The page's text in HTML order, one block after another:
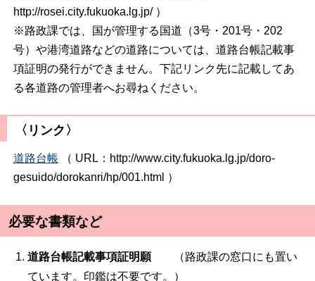
http://rosei.city.fukuoka.lg.jp/ ）
※路政課では、国が管理する国道（3号・201号・202
号）や港湾道路などの道路については、道路台帳記載事
項証明の発行ができません。下記リンク先に記載してあ
る各道路の管理者へお尋ねください。
〈リンク〉
道路台帳 （ URL：http://www.city.fukuoka.lg.jp/doro-
gesuido/dorokanri/hp/001.html ）
必要な書類など
道路台帳記載事項証明願（路政課の窓口にも置い
ています。印鑑は不要です。）